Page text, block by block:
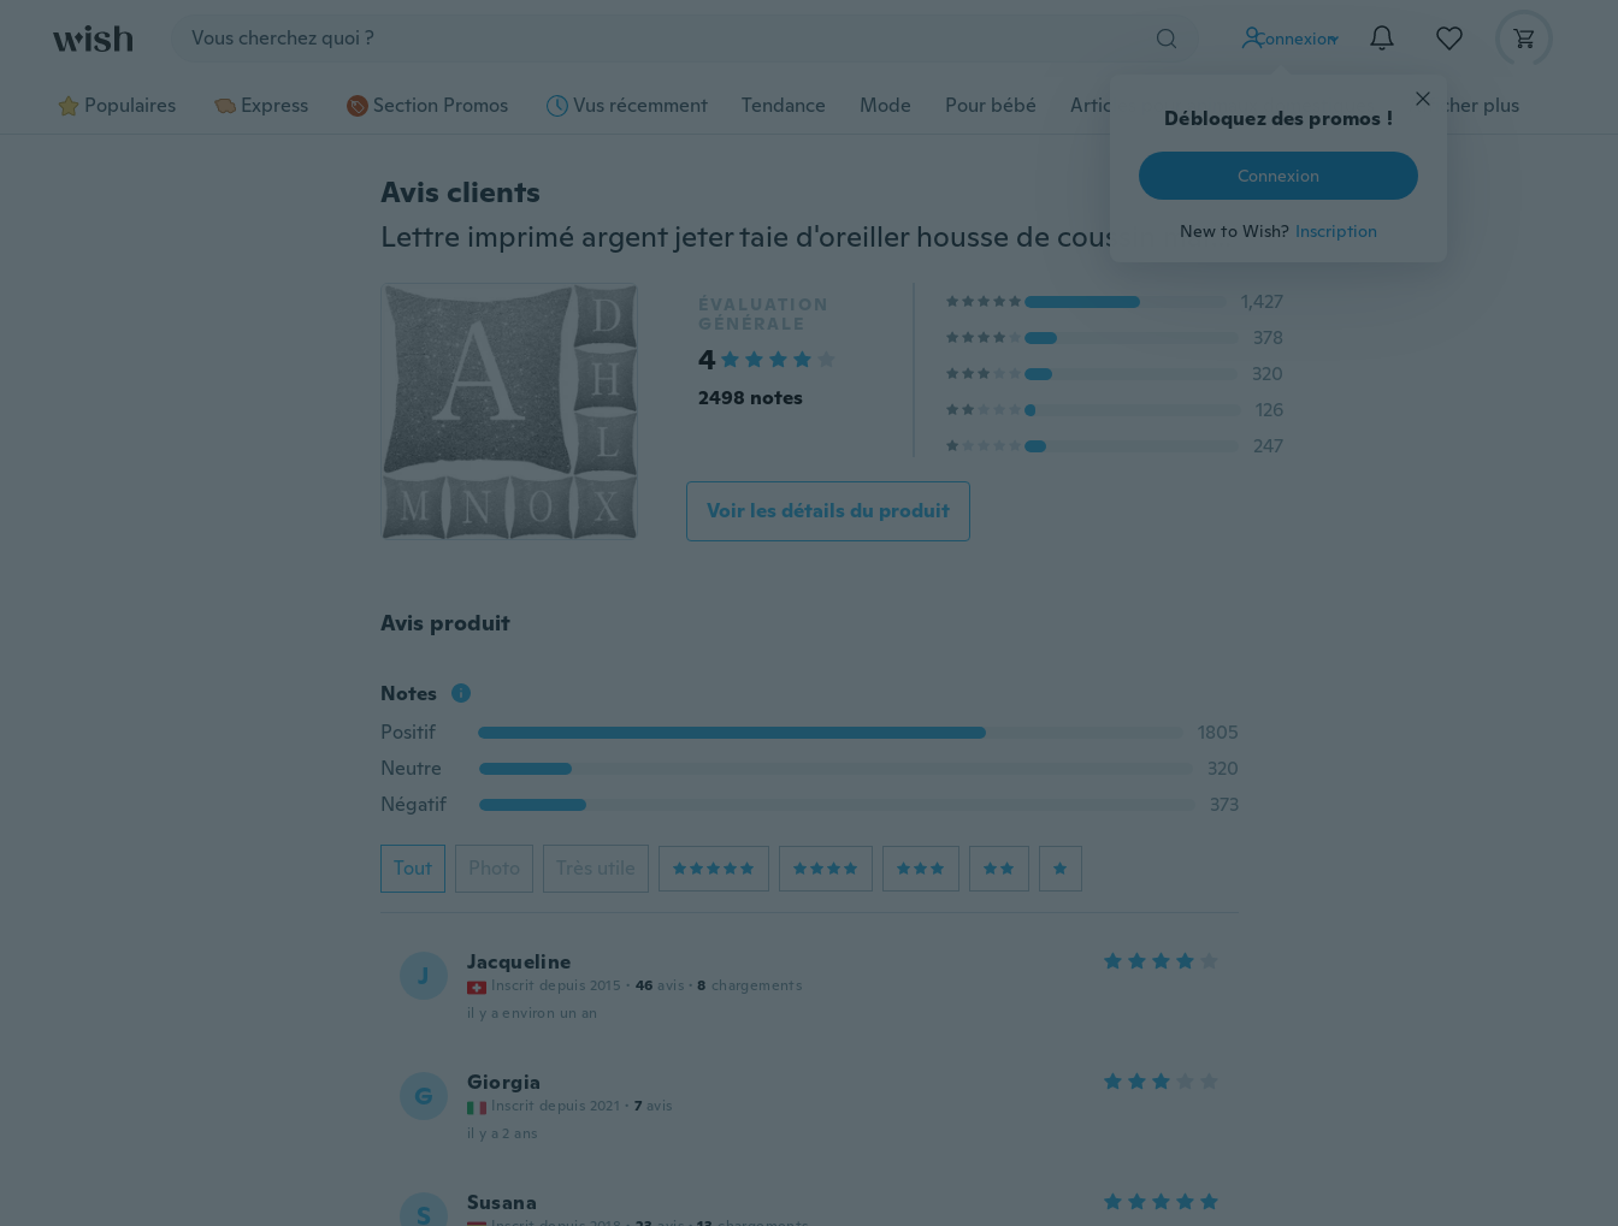
Connexion
Débloquez des promos !
Connexion
New to Wish? Inscription
Populaires Express Section Promos Vus récemment Tendance Mode Pour bébé Articles pour animaux domestiques Afficher plus
Avis clients
Lettre imprimé argent jeter taie d'oreiller housse de coussin maison canapé lit décor
ÉVALUATION
GÉNÉRALE
4
2498 notes
1,427
378
320
126
247
Voir les détails du produit
Avis produit
Notes
Positif
1805
Neutre
320
Négatif
373
Tout Photo Très utile
J Jacqueline
Inscrit depuis 2015 · 46 avis · 8 chargements
il y a environ un an
G Giorgia
Inscrit depuis 2021 · 7 avis
il y a 2 ans
S Susana